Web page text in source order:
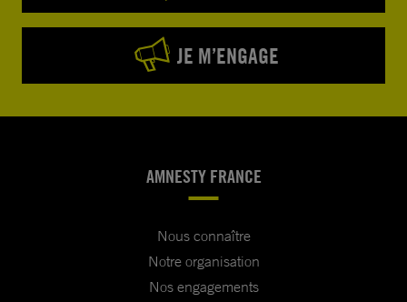
JE M’ENGAGE
AMNESTY FRANCE
Nous connaître
Notre organisation
Nos engagements